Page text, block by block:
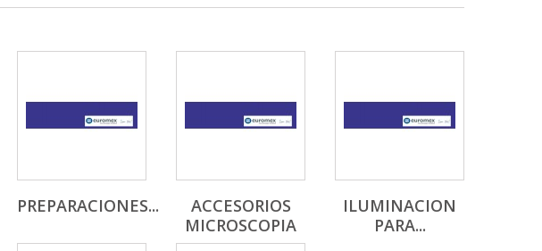
PREPARACIONES...
ACCESORIOS
MICROSCOPIA
ILUMINACION
PARA...